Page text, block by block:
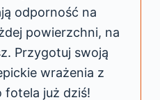
odporność na
powierzchni, na
Przygotuj swoją
wrażenia z
fotela już dziś!